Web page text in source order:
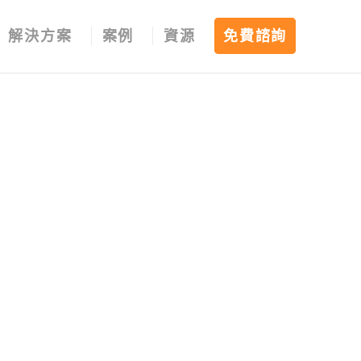
解決方案 案例 資源 免費諮詢